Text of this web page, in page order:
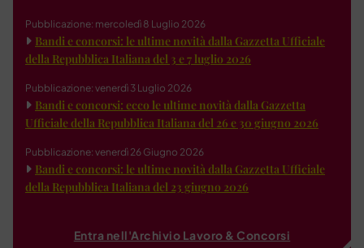
Pubblicazione: mercoledì 8 Luglio 2026
Bandi e concorsi: le ultime novità dalla Gazzetta Ufficiale
della Repubblica Italiana del 3 e 7 luglio 2026
Pubblicazione: venerdì 3 Luglio 2026
Bandi e concorsi: ecco le ultime novità dalla Gazzetta
Ufficiale della Repubblica Italiana del 26 e 30 giugno 2026
Pubblicazione: venerdì 26 Giugno 2026
Bandi e concorsi: le ultime novità dalla Gazzetta Ufficiale
della Repubblica Italiana del 23 giugno 2026
Entra nell'Archivio Lavoro & Concorsi